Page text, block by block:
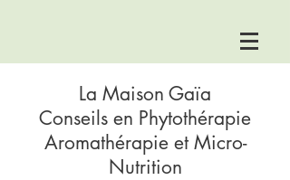
La Maison Gaïa
Conseils en Phytothérapie
Aromathérapie et Micro-
Nutrition